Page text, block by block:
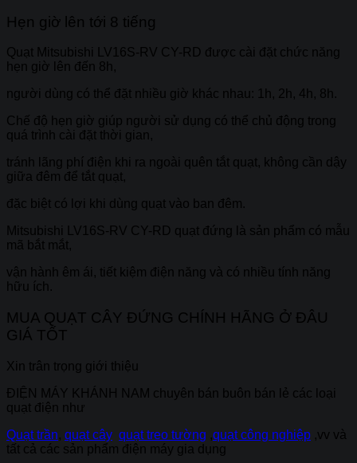
Hẹn giờ lên tới 8 tiếng
Quạt Mitsubishi LV16S-RV CY-RD được cài đặt chức năng
hẹn giờ lên đến 8h,
người dùng có thể đặt nhiều giờ khác nhau: 1h, 2h, 4h, 8h.
Chế độ hẹn giờ giúp người sử dụng có thể chủ động trong
quá trình cài đặt thời gian,
tránh lãng phí điện khi ra ngoài quên tắt quạt, không cần dậy
giữa đêm để tắt quạt,
đặc biệt có lợi khi dùng quạt vào ban đêm.
Mitsubishi LV16S-RV CY-RD quạt đứng là sản phẩm có mẫu
mã bắt mắt,
vận hành êm ái, tiết kiệm điện năng và có nhiều tính năng
hữu ích.
MUA QUẠT CÂY ĐỨNG CHÍNH HÃNG Ở ĐÂU
GIÁ TỐT
Xin trân trọng giới thiệu
ĐIỆN MÁY KHÁNH NAM chuyên bán buôn bán lẻ các loại
quạt điện như
Quạt trần, quạt cây quạt treo tường ,quạt công nghiệp ,vv và
tất cả các sản phẩm điện máy gia dụng